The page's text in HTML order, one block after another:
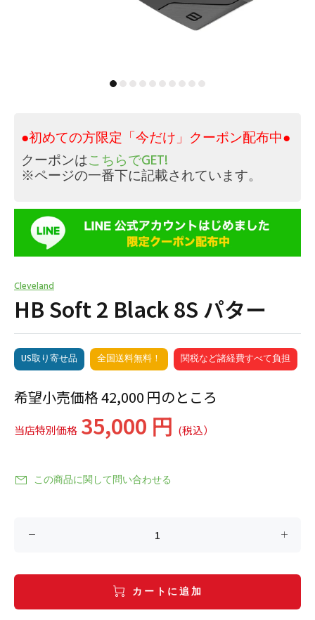
●初めての方限定「今だけ」クーポン配布中●
クーポンはこちらでGET!
※ページの一番下に記載されています。
Cleveland
HB Soft 2 Black 8S パター
US取り寄せ品 全国送料無料！ 関税など諸経費すべて負担
希望小売価格 42,000 円のところ
当店特別価格 35,000 円 (税込）
この商品に関して問い合わせる
カートに追加